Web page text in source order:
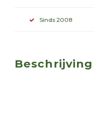
Sinds 2008
Beschrijving